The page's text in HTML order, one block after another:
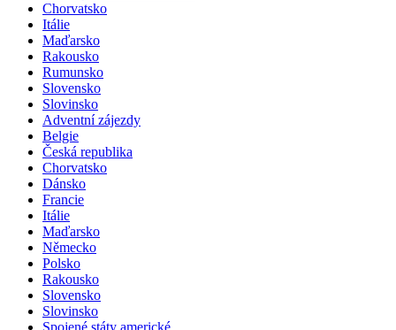
Chorvatsko
Itálie
Maďarsko
Rakousko
Rumunsko
Slovensko
Slovinsko
Adventní zájezdy
Belgie
Česká republika
Chorvatsko
Dánsko
Francie
Itálie
Maďarsko
Německo
Polsko
Rakousko
Slovensko
Slovinsko
Spojené státy americké